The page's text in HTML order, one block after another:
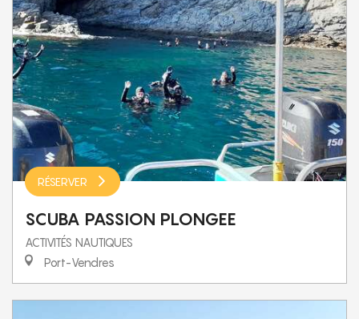
RÉSERVER
SCUBA PASSION PLONGEE
ACTIVITÉS NAUTIQUES
Port-Vendres